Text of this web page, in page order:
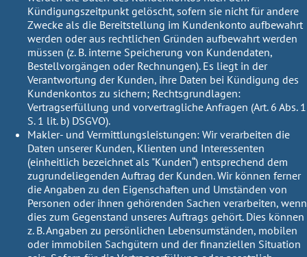
Kündigungszeitpunkt gelöscht, sofern sie nicht für andere
Zwecke als die Bereitstellung im Kundenkonto aufbewahrt
werden oder aus rechtlichen Gründen aufbewahrt werden
müssen (z. B. interne Speicherung von Kundendaten,
Bestellvorgängen oder Rechnungen). Es liegt in der
Verantwortung der Kunden, ihre Daten bei Kündigung des
Kundenkontos zu sichern; Rechtsgrundlagen:
Vertragserfüllung und vorvertragliche Anfragen (Art. 6 Abs. 1
S. 1 lit. b) DSGVO).
Makler- und Vermittlungsleistungen: Wir verarbeiten die
Daten unserer Kunden, Klienten und Interessenten
(einheitlich bezeichnet als "Kunden“) entsprechend dem
zugrundeliegenden Auftrag der Kunden. Wir können ferner
die Angaben zu den Eigenschaften und Umständen von
Personen oder ihnen gehörenden Sachen verarbeiten, wenn
dies zum Gegenstand unseres Auftrags gehört. Dies können
z. B. Angaben zu persönlichen Lebensumständen, mobilen
oder immobilen Sachgütern und der finanziellen Situation